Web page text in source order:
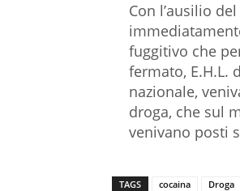
Con l’ausilio
fuggitivo che
fermato, E.H.L.
nazionale,
droga, che sul
venivano posti
TAGS cocaina Droga